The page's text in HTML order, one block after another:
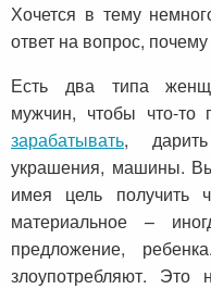
Хочется в тему
ответ на вопрос,
Есть два типа
мужчин, чтобы что-то
зарабатывать,
украшения, машины.
имея цель получить
материальное –
предложение,
злоупотребляют.